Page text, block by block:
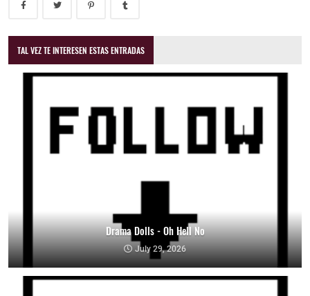
TAL VEZ TE INTERESEN ESTAS ENTRADAS
Drama Dolls - Oh Hell No
July 29, 2026